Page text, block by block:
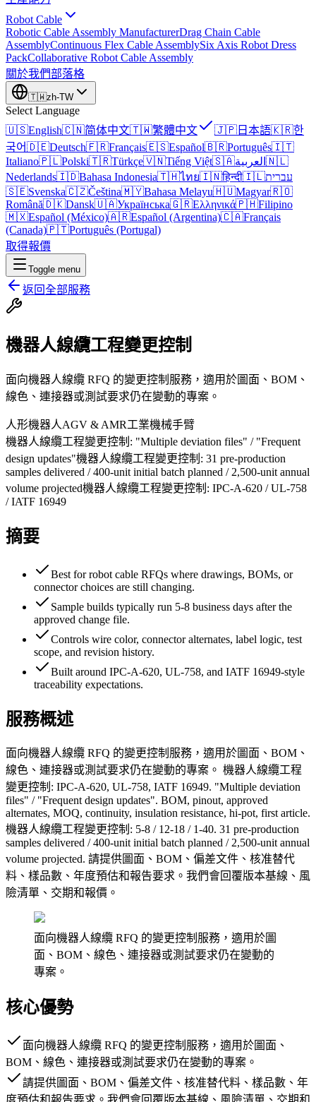
Robot Cable
Robotic Cable Assembly ManufacturerDrag Chain Cable
AssemblyContinuous Flex Cable AssemblySix Axis Robot Dress
PackCollaborative Robot Cable Assembly
關於我們部落格
🇹🇼zh-TW
Select Language
🇺🇸English🇨🇳简体中文🇹🇼繁體中文 🇯🇵 日本語🇰🇷한
국어🇩🇪Deutsch🇫🇷Français🇪🇸Español🇧🇷Português🇮🇹
Italiano🇵🇱Polski🇹🇷Türkçe🇻🇳Tiếng Việt🇸🇦العربية 🇳🇱
Nederlands🇮🇩Bahasa Indonesia🇹🇭ไทย🇮🇳हिन्दी🇮🇱עברית
🇸🇪Svenska🇨🇿Čeština🇲🇾Bahasa Melayu🇭🇺Magyar🇷🇴
Română🇩🇰Dansk🇺🇦Українська🇬🇷Ελληνικά🇵🇭Filipino
🇲🇽Español (México)🇦🇷Español (Argentina)🇨🇦Français
(Canada)🇵🇹Português (Portugal)
取得報價
Toggle menu
返回全部服務
機器人線纜工程變更控制
面向機器人線纜 RFQ 的變更控制服務，適用於圖面、BOM、
線色、連接器或測試要求仍在變動的專案。
人形機器人AGV & AMR工業機械手臂
機器人線纜工程變更控制: "Multiple deviation files" / "Frequent
design updates"機器人線纜工程變更控制: 31 pre-production
samples delivered / 400-unit initial batch planned / 2,500-unit annual
volume projected機器人線纜工程變更控制: IPC-A-620 / UL-758
/ IATF 16949
摘要
Best for robot cable RFQs where drawings, BOMs, or
connector choices are still changing.
Sample builds typically run 5-8 business days after the
approved change file.
Controls wire color, connector alternates, label logic, test
scope, and revision history.
Built around IPC-A-620, UL-758, and IATF 16949-style
traceability expectations.
服務概述
面向機器人線纜 RFQ 的變更控制服務，適用於圖面、BOM、
線色、連接器或測試要求仍在變動的專案。 機器人線纜工程
變更控制: IPC-A-620, UL-758, IATF 16949. "Multiple deviation
files" / "Frequent design updates". BOM, pinout, approved
alternates, MOQ, continuity, insulation resistance, hi-pot, first article.
機器人線纜工程變更控制: 5-8 / 12-18 / 1-40. 31 pre-production
samples delivered / 400-unit initial batch planned / 2,500-unit annual
volume projected. 請提供圖面、BOM、偏差文件、核准替代
料、樣品數、年度預估和報告要求。我們會回覆版本基線、風
險清單、交期和報價。
面向機器人線纜 RFQ 的變更控制服務，適用於圖
面、BOM、線色、連接器或測試要求仍在變動的
專案。
核心優勢
面向機器人線纜 RFQ 的變更控制服務，適用於圖面、
BOM、線色、連接器或測試要求仍在變動的專案。
請提供圖面、BOM、偏差文件、核准替代料、樣品數、年